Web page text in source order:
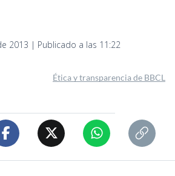
2013 | Publicado a las 11:22
Ética y transparencia de BBCL